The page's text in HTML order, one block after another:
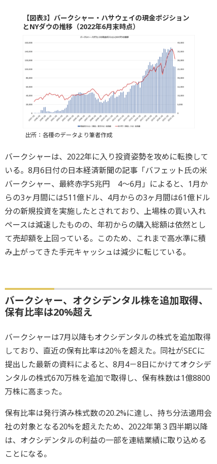
【図表3】バークシャー・ハサウェイの現金ポジション
とNYダウの推移（2022年6月末時点）
出所：各種のデータより筆者作成
バークシャーは、2022年に入り投資姿勢を攻めに転換して
いる。8月6日付の日本経済新聞の記事「バフェット氏の米
バークシャー、最終赤字5兆円 4～6月」によると、1月か
らの3ヶ月間には511億ドル、4月からの3ヶ月間は61億ドル
分の新規投資を実施したとされており、上場株の買い入れ
ペースは減速したものの、年初からの購入総額は依然とし
て売却額を上回っている。このため、これまで高水準に積
み上がってきた手元キャッシュは減少に転じている。
バークシャー、オクシデンタル株を追加取得、
保有比率は20%超え
バークシャーは7月以降もオクシデンタルの株式を追加取得
しており、直近の保有比率は20％を超えた。同社がSECに
提出した最新の資料によると、8月4－8日にかけてオクシデ
ンタルの株式670万株を追加で取得し、保有株数は1億8800
万株に高まった。
保有比率は発行済み株式数の20.2%に達し、持ち分法適用会
社の対象となる20%を超えたため、2022年第３四半期以降
は、オクシデンタルの利益の一部を連結業績に取り込める
ことになる。